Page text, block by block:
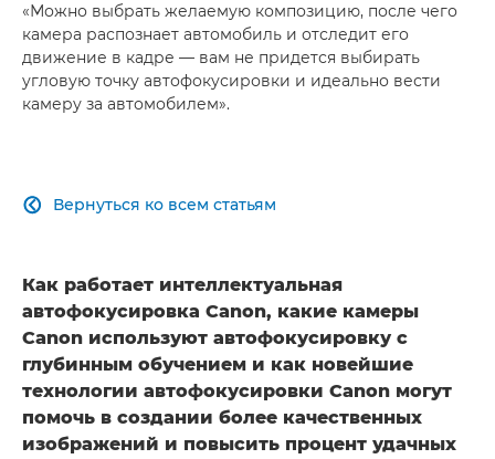
«Можно выбрать желаемую композицию, после чего
камера распознает автомобиль и отследит его
движение в кадре — вам не придется выбирать
угловую точку автофокусировки и идеально вести
камеру за автомобилем».
Вернуться ко всем статьям

Как работает интеллектуальная
автофокусировка Canon, какие камеры
Canon используют автофокусировку с
глубинным обучением и как новейшие
технологии автофокусировки Canon могут
помочь в создании более качественных
изображений и повысить процент удачных